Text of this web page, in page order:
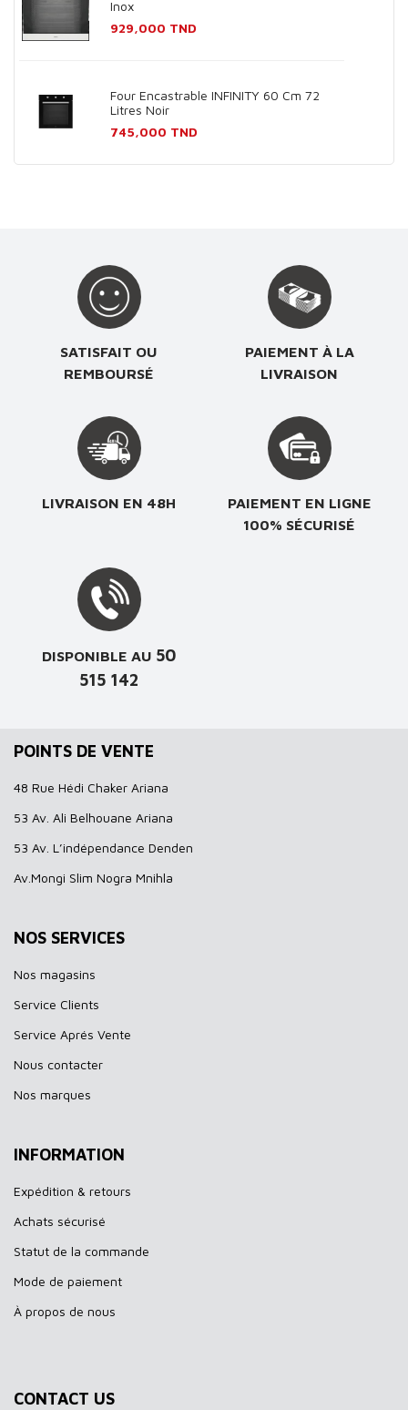
Inox
Prix
929,000 TND
Four Encastrable INFINITY 60 Cm 72
Litres Noir
Prix
745,000 TND
SATISFAIT OU
REMBOURSÉ
PAIEMENT À LA
LIVRAISON
LIVRAISON EN 48H
PAIEMENT EN LIGNE
100% SÉCURISÉ
DISPONIBLE AU 50
515 142
POINTS DE VENTE
48 Rue Hédi Chaker Ariana
53 Av. Ali Belhouane Ariana
53 Av. L’indépendance Denden
Av.Mongi Slim Nogra Mnihla
NOS SERVICES
Nos magasins
Service Clients
Service Aprés Vente
Nous contacter
Nos marques
INFORMATION
Expédition & retours
Achats sécurisé
Statut de la commande
Mode de paiement
À propos de nous
CONTACT US